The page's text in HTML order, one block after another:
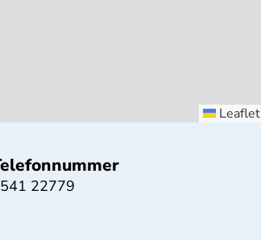
Leaflet
22779